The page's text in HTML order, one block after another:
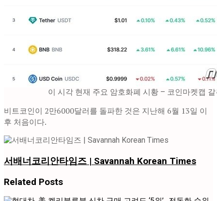
이 시각 현재 주요 암호화폐 시황 – 코인마켓캡
비트코인이 2만6000달러를 돌파한 것은 지난해 6월 13일 이
후 처음이다.
서배너코리안타임즈 | Savannah Korean Times
Related Posts